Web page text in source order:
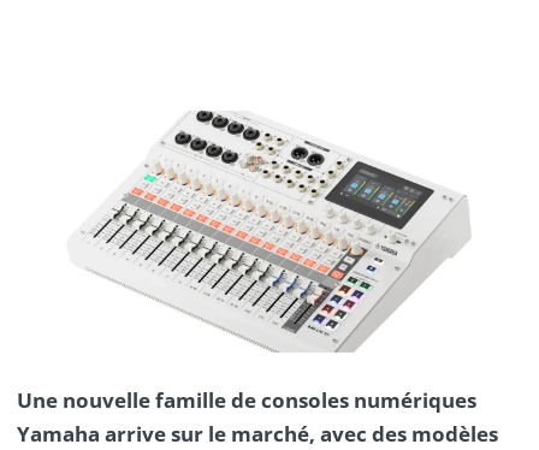
Une nouvelle famille de consoles numériques
Yamaha arrive sur le marché, avec des modèles